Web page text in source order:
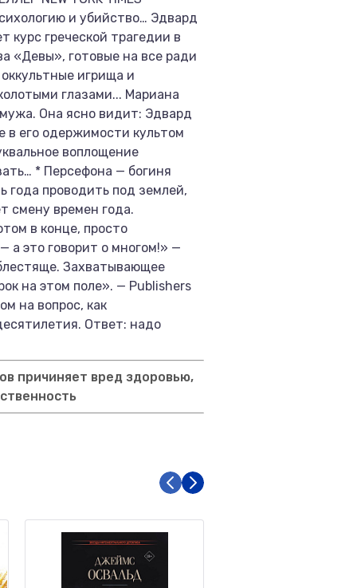
и убийство… Эдвард
греческой трагедии в
«Девы», готовые на все ради
игрища и
глазами... Мариана
Она ясно видит: Эдвард
его одержимости культом
воплощение
* Персефона — богиня
года проводить под землей,
смену времен года.
в конце, просто
а это говорит о многом!» —
Захватывающее
на этом поле». — Publishers
на вопрос, как
Ответ: надо
причиняет вред здоровью,